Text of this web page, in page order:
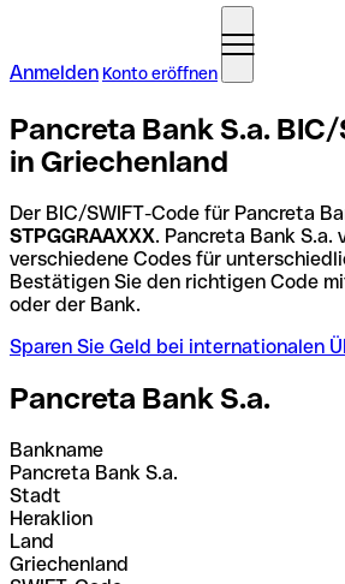
Anmelden Konto eröffnen
Pancreta Bank S.a.
in Griechenland
Der BIC/SWIFT-Code für Pancreta
STPGGRAAXXX. Pancreta Bank S.a.
verschiedene Codes für
Bestätigen Sie den richtigen Code
oder der Bank.
Sparen Sie Geld bei internationalen
Pancreta Bank S.a.
Bankname
Pancreta Bank S.a.
Stadt
Heraklion
Land
Griechenland